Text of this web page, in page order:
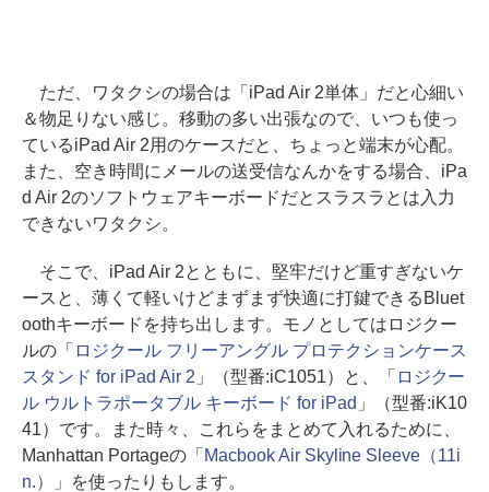
ただ、ワタクシの場合は「iPad Air 2単体」だと心細い
＆物足りない感じ。移動の多い出張なので、いつも使っ
ているiPad Air 2用のケースだと、ちょっと端末が心配。
また、空き時間にメールの送受信なんかをする場合、iPa
d Air 2のソフトウェアキーボードだとスラスラとは入力
できないワタクシ。
そこで、iPad Air 2とともに、堅牢だけど重すぎないケ
ースと、薄くて軽いけどまずまず快適に打鍵できるBluet
oothキーボードを持ち出します。モノとしてはロジクー
ルの「 ロジクール フリーアングル プロテクションケース
スタンド for iPad Air 2 」（型番:iC1051）と、「 ロジクー
ル ウルトラポータブル キーボード for iPad 」（型番:iK10
41）です。また時々、これらをまとめて入れるために、
Manhattan Portageの「 Macbook Air Skyline Sleeve（11i
n.）
」を使ったりもします。